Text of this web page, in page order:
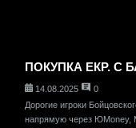
ПОКУПКА ЕКР. С
14.08.2025
0
Дорогие игроки
напрямую через ЮMoney,